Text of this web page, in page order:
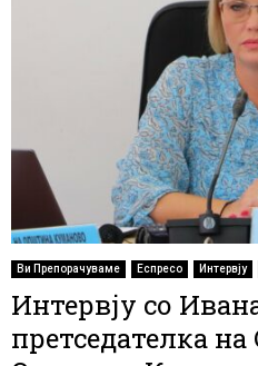
Ви Препорачуваме Еспресо Интервју
Интервју со
претседателка